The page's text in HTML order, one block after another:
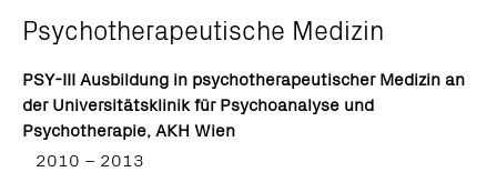
Psychotherapeutische Medizin
PSY-III Ausbildung in psychotherapeutischer Medizin an
der Universitätsklinik für Psychoanalyse und
Psychotherapie, AKH Wien
2010 – 2013